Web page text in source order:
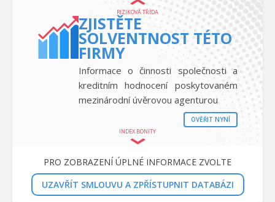
RIZIKOVÁ TŘÍDA
ZJISTĚTE
SOLVENTNOST TÉTO
FIRMY
Informace o činnosti společnosti a
kreditním hodnocení poskytovaném
mezinárodní úvěrovou agenturou
OVĚŘIT NYNÍ
INDEX BONITY
PRO ZOBRAZENÍ ÚPLNÉ INFORMACE ZVOLTE
UZAVŘÍT SMLOUVU A ZPŘÍSTUPNIT DATABÁZI